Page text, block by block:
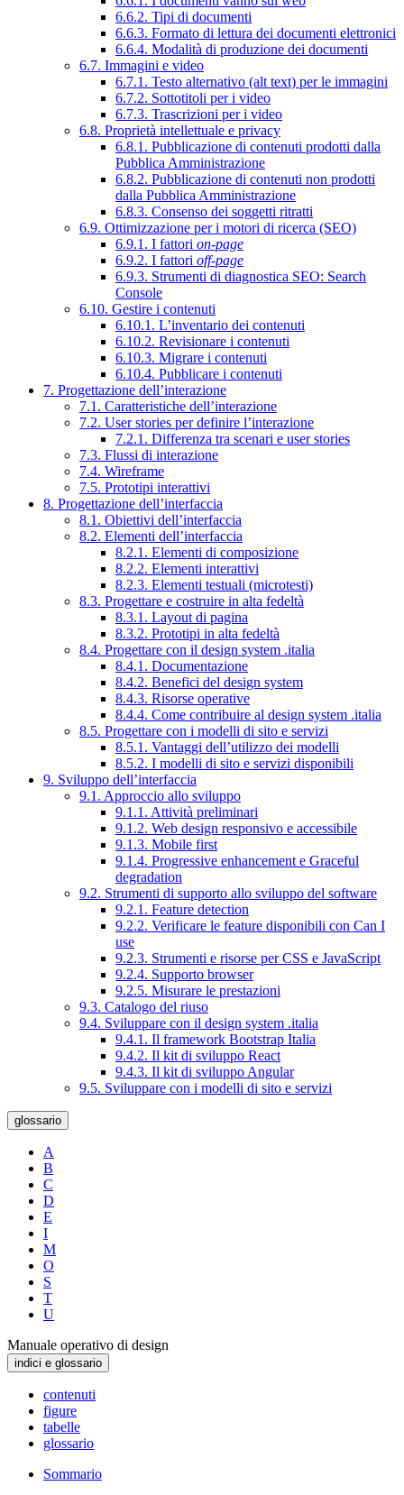
6.6.2. Tipi di documenti
6.6.3. Formato di lettura dei documenti elettronici
6.6.4. Modalità di produzione dei documenti
6.7. Immagini e video
6.7.1. Testo alternativo (alt text) per le immagini
6.7.2. Sottotitoli per i video
6.7.3. Trascrizioni per i video
6.8. Proprietà intellettuale e privacy
6.8.1. Pubblicazione di contenuti prodotti dalla
Pubblica Amministrazione
6.8.2. Pubblicazione di contenuti non prodotti
dalla Pubblica Amministrazione
6.8.3. Consenso dei soggetti ritratti
6.9. Ottimizzazione per i motori di ricerca (SEO)
6.9.1. I fattori on-page
6.9.2. I fattori off-page
6.9.3. Strumenti di diagnostica SEO: Search
Console
6.10. Gestire i contenuti
6.10.1. L’inventario dei contenuti
6.10.2. Revisionare i contenuti
6.10.3. Migrare i contenuti
6.10.4. Pubblicare i contenuti
7. Progettazione dell’interazione
7.1. Caratteristiche dell’interazione
7.2. User stories per definire l’interazione
7.2.1. Differenza tra scenari e user stories
7.3. Flussi di interazione
7.4. Wireframe
7.5. Prototipi interattivi
8. Progettazione dell’interfaccia
8.1. Obiettivi dell’interfaccia
8.2. Elementi dell’interfaccia
8.2.1. Elementi di composizione
8.2.2. Elementi interattivi
8.2.3. Elementi testuali (microtesti)
8.3. Progettare e costruire in alta fedeltà
8.3.1. Layout di pagina
8.3.2. Prototipi in alta fedeltà
8.4. Progettare con il design system .italia
8.4.1. Documentazione
8.4.2. Benefici del design system
8.4.3. Risorse operative
8.4.4. Come contribuire al design system .italia
8.5. Progettare con i modelli di sito e servizi
8.5.1. Vantaggi dell’utilizzo dei modelli
8.5.2. I modelli di sito e servizi disponibili
9. Sviluppo dell’interfaccia
9.1. Approccio allo sviluppo
9.1.1. Attività preliminari
9.1.2. Web design responsivo e accessibile
9.1.3. Mobile first
9.1.4. Progressive enhancement e Graceful
degradation
9.2. Strumenti di supporto allo sviluppo del software
9.2.1. Feature detection
9.2.2. Verificare le feature disponibili con Can I
use
9.2.3. Strumenti e risorse per CSS e JavaScript
9.2.4. Supporto browser
9.2.5. Misurare le prestazioni
9.3. Catalogo del riuso
9.4. Sviluppare con il design system .italia
9.4.1. Il framework Bootstrap Italia
9.4.2. Il kit di sviluppo React
9.4.3. Il kit di sviluppo Angular
9.5. Sviluppare con i modelli di sito e servizi
glossario
A
B
C
D
E
I
M
O
S
T
U
Manuale operativo di design
indici e glossario
contenuti
figure
tabelle
glossario
Sommario